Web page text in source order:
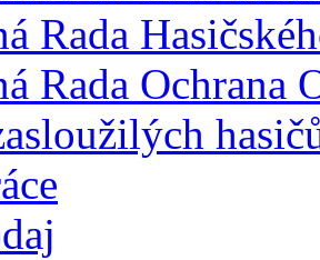
Rada
Rada Ochrana